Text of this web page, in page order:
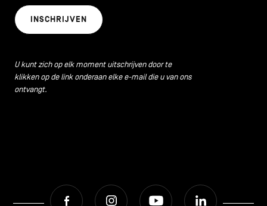
INSCHRIJVEN
U kunt zich op elk moment uitschrijven door te
klikken op de link onderaan elke e-mail die u van ons
ontvangt.
Facebook Instagram Youtube